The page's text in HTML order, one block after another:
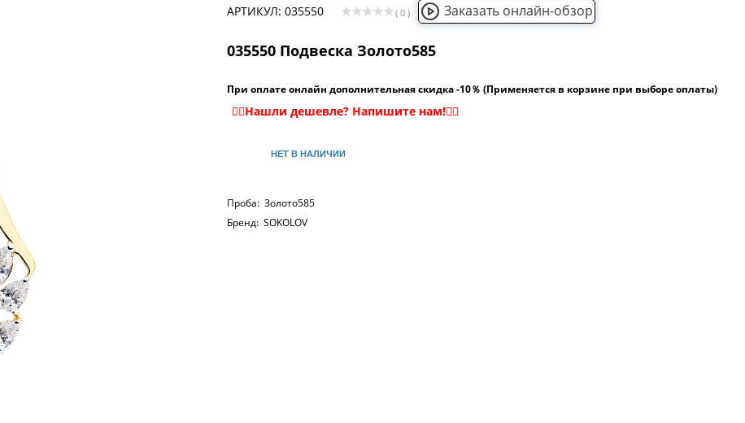
АРТИКУЛ: 035550 ( 0 ) Заказать онлайн-обзор
035550 Подвеска Золото585
При оплате онлайн дополнительная скидка -10％ (Применяется в корзине при выборе оплаты)
НЕТ В НАЛИЧИИ
Проба: Золото585
Бренд: SOKOLOV